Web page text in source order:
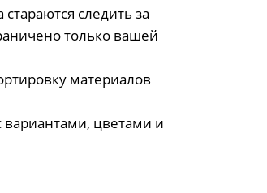
следить за
только вашей
материалов
цветами и